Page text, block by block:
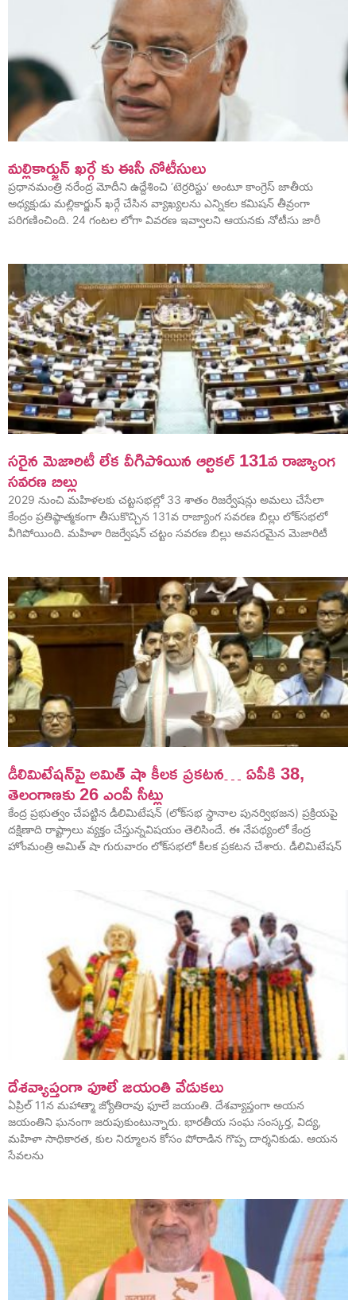
మల్లికార్జున్ ఖర్గే కు ఈసీ నోటీసులు
ప్రధానమంత్రి నరేంద్ర మోదీని ఉద్దేశించి ‘టెర్రరిస్టు’ అంటూ కాంగ్రెస్ జాతీయ
అధ్యక్షుడు మల్లికార్జున్ ఖర్గే చేసిన వ్యాఖ్యలను ఎన్నికల కమిషన్ తీవ్రంగా
పరిగణించింది. 24 గంటల లోగా వివరణ ఇవ్వాలని ఆయనకు నోటీసు జారీ
సరైన మెజారిటీ లేక వీగిపోయిన ఆర్టికల్ 131వ రాజ్యాంగ
సవరణ బిల్లు
2029 నుంచి మహిళలకు చట్టసభల్లో 33 శాతం రిజర్వేషన్లు అమలు చేసేలా
కేంద్రం ప్రతిష్ఠాత్మకంగా తీసుకొచ్చిన 131వ రాజ్యాంగ సవరణ బిల్లు లోక్‌సభలో
వీగిపోయింది. మహిళా రిజర్వేషన్‌ చట్టం సవరణ బిల్లు అవసరమైన మెజారిటీ
డీలిమిటేషన్‌పై అమిత్ షా కీలక ప్రకటన… ఏపీకి 38,
తెలంగాణకు 26 ఎంపీ సీట్లు
కేంద్ర ప్రభుత్వం చేపట్టిన డీలిమిటేషన్ (లోక్‌సభ స్థానాల పునర్విభజన) ప్రక్రియపై
దక్షిణాది రాష్ట్రాలు వ్యక్తం చేస్తున్నవిషయం తెలిసిందే. ఈ నేపథ్యంలో కేంద్ర
హోంమంత్రి అమిత్ షా గురువారం లోక్‌సభలో కీలక ప్రకటన చేశారు. డీలిమిటేషన్
దేశవ్యాప్తంగా ఫూలే జయంతి వేడుకలు
ఏప్రిల్ 11న మహాత్మా జ్యోతిరావు ఫూలే జయంతి. దేశవ్యాప్తంగా అయన
జయంతిని ఘనంగా జరుపుకుంటున్నారు. భారతీయ సంఘ సంస్కర్త, విద్య,
మహిళా సాధికారత, కుల నిర్మూలన కోసం పోరాడిన గొప్ప దార్శనికుడు. ఆయన
సేవలను